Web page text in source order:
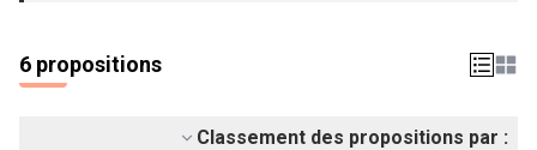
6 propositions
Classement des propositions par :